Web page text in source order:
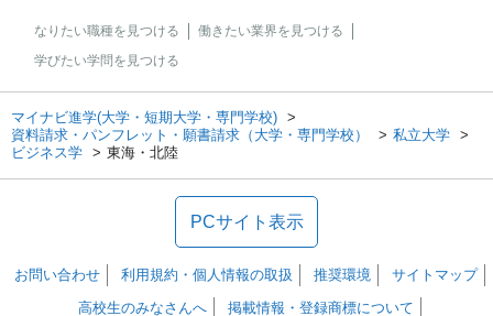
なりたい職種を見つける
働きたい業界を見つける
学びたい学問を見つける
マイナビ進学(大学・短期大学・専門学校)
資料請求・パンフレット・願書請求（大学・専門学校）
私立大学
ビジネス学
東海・北陸
PCサイト表示
お問い合わせ 利用規約・個人情報の取扱 推奨環境
サイトマップ
高校生のみなさんへ
掲載情報・登録商標について